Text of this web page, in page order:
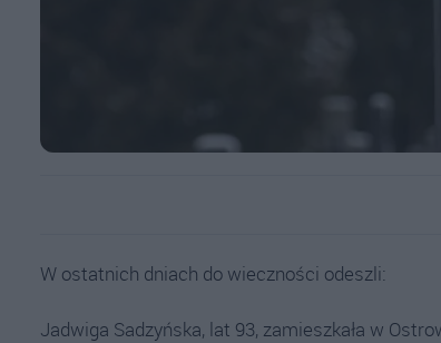
W ostatnich dniach do wieczności odeszli:
Jadwiga Sadzyńska, lat 93, zamieszkała w